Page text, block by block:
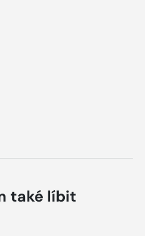
také líbit